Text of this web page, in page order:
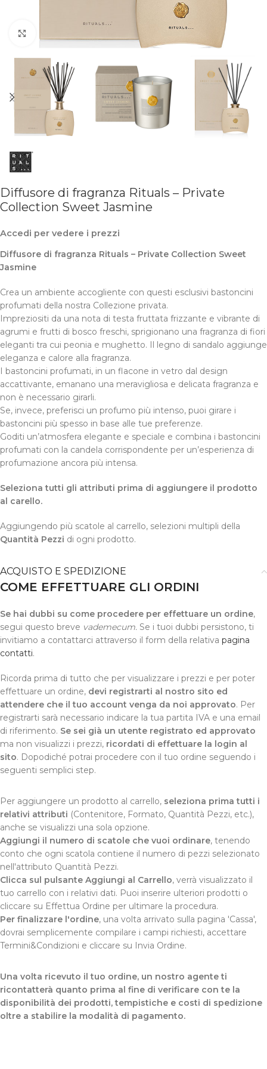
Diffusore di fragranza Rituals – Private
Collection Sweet Jasmine
Accedi per vedere i prezzi
Diffusore di fragranza Rituals – Private Collection Sweet
Jasmine
Crea un ambiente accogliente con questi esclusivi bastoncini
profumati della nostra Collezione privata.
Impreziositi da una nota di testa fruttata frizzante e vibrante di
agrumi e frutti di bosco freschi, sprigionano una fragranza di fiori
eleganti tra cui peonia e mughetto. Il legno di sandalo aggiunge
eleganza e calore alla fragranza.
I bastoncini profumati, in un flacone in vetro dal design
accattivante, emanano una meravigliosa e delicata fragranza e
non è necessario girarli.
Se, invece, preferisci un profumo più intenso, puoi girare i
bastoncini più spesso in base alle tue preferenze.
Goditi un’atmosfera elegante e speciale e combina i bastoncini
profumati con la candela corrispondente per un’esperienza di
profumazione ancora più intensa.
Seleziona tutti gli attributi prima di aggiungere il prodotto
al carello.
Aggiungendo più scatole al carrello, selezioni multipli della
Quantità Pezzi di ogni prodotto.
ACQUISTO E SPEDIZIONE
COME EFFETTUARE GLI ORDINI
Se hai dubbi su come procedere per effettuare un ordine,
segui questo breve vademecum. Se i tuoi dubbi persistono, ti
invitiamo a contattarci attraverso il form della relativa pagina
contatti.
Ricorda prima di tutto che per visualizzare i prezzi e per poter
effettuare un ordine, devi registrarti al nostro sito ed
attendere che il tuo account venga da noi approvato. Per
registrarti sarà necessario indicare la tua partita IVA e una email
di riferimento. Se sei già un utente registrato ed approvato
ma non visualizzi i prezzi, ricordati di effettuare la login al
sito. Dopodiché potrai procedere con il tuo ordine seguendo i
seguenti semplici step.
Per aggiungere un prodotto al carrello, seleziona prima tutti i
relativi attributi (Contenitore, Formato, Quantità Pezzi, etc.),
anche se visualizzi una sola opzione.
Aggiungi il numero di scatole che vuoi ordinare, tenendo
conto che ogni scatola contiene il numero di pezzi selezionato
nell'attributo Quantità Pezzi.
Clicca sul pulsante Aggiungi al Carrello, verrà visualizzato il
tuo carrello con i relativi dati. Puoi inserire ulteriori prodotti o
cliccare su Effettua Ordine per ultimare la procedura.
Per finalizzare l'ordine, una volta arrivato sulla pagina 'Cassa',
dovrai semplicemente compilare i campi richiesti, accettare
Termini&Condizioni e cliccare su Invia Ordine.
Una volta ricevuto il tuo ordine, un nostro agente ti
ricontatterà quanto prima al fine di verificare con te la
disponibilità dei prodotti, tempistiche e costi di spedizione
oltre a stabilire la modalità di pagamento.